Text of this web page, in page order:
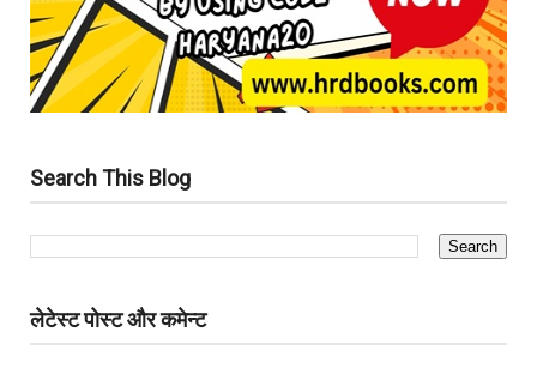
Search This Blog
लेटेस्ट पोस्ट और कमेन्ट